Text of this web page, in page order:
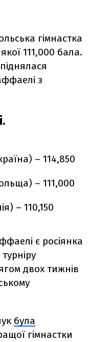
гімнастка
111,000 бала.
з
– 114,850
– 111,000
– 110,150
є росіянка
двох тижнів
була
гімнастки